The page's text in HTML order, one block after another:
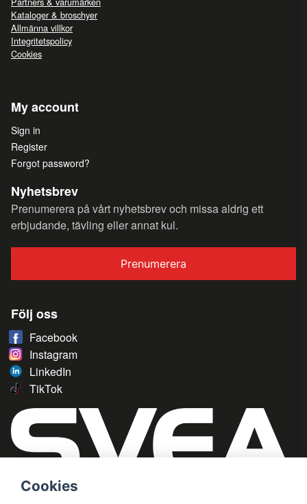
Kataloger & broschyer
Allmänna villkor
Integritetspolicy
Cookies
My account
Sign in
Register
Forgot password?
Nyhetsbrev
Prenumerera på vårt nyhetsbrev och missa aldrig ett
erbjudande, tävling eller annat kul.
Prenumerera
Följ oss
Facebook
Instagram
LinkedIn
TikTok
Cookies